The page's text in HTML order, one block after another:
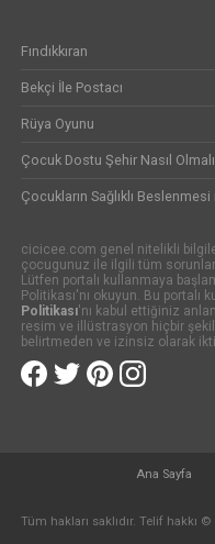
Fındıkkıran
Bekçi İle Postacı
Rüya Oyunu
Çocuk Dostu Şehir Nasıl
Çocukların Sağlıklı
cicicee.com genel nitelikli
çocugunuz ile ilgili tüm
Lütfen portalı kullanmaya
Politikası'nı okuyun. Bu portalı
Politikası'nı kabul ettiğiniz
resim ve illüstrasyon hiçbir
belirtmeden ve izinsiz olarak
Ana Sayfa
Tüm hakları saklıdır. Telif hakkı